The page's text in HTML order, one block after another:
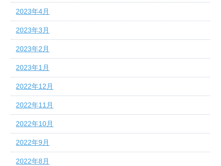
2023年4月
2023年3月
2023年2月
2023年1月
2022年12月
2022年11月
2022年10月
2022年9月
2022年8月